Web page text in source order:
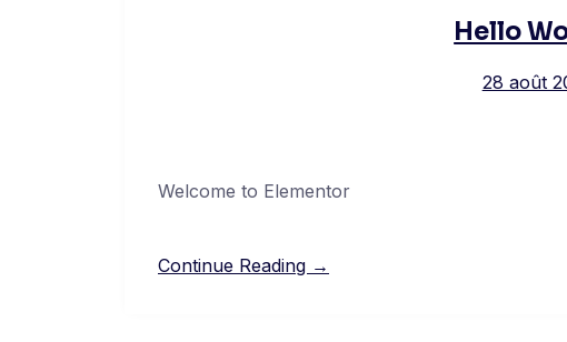
Hello
28 août
Welcome to Elementor
Continue Reading →